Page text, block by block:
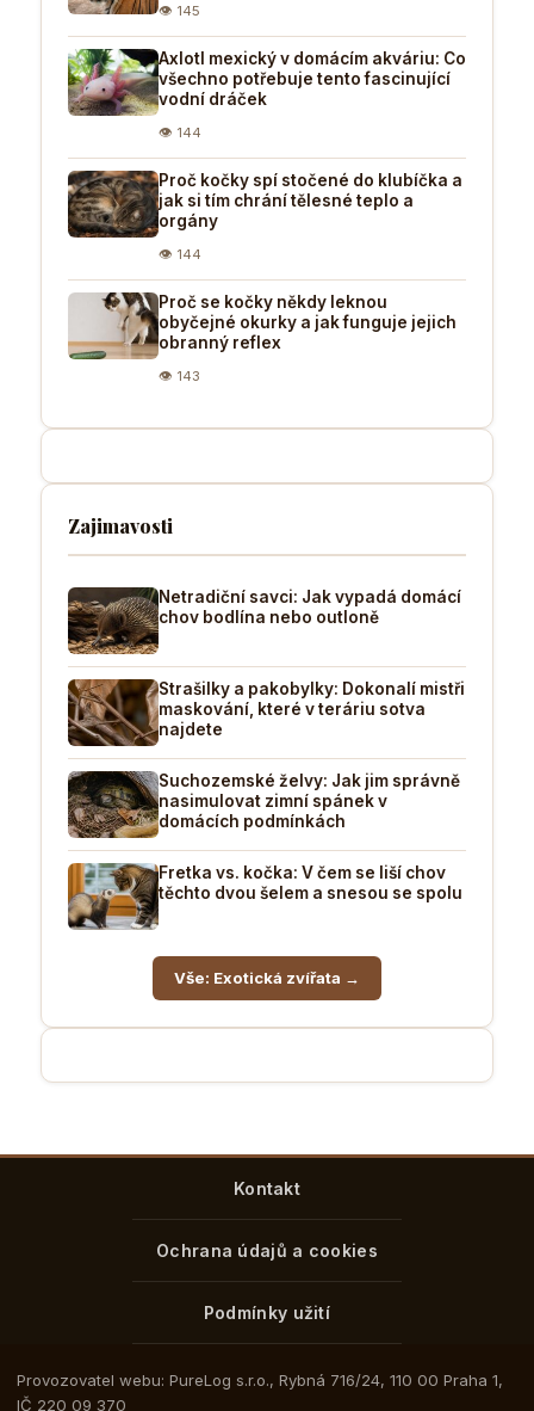
👁 145
Axlotl mexický v domácím akváriu: Co
všechno potřebuje tento fascinující
vodní dráček
👁 144
Proč kočky spí stočené do klubíčka a
jak si tím chrání tělesné teplo a
orgány
👁 144
Proč se kočky někdy leknou
obyčejné okurky a jak funguje jejich
obranný reflex
👁 143
Zajimavosti
Netradiční savci: Jak vypadá domácí
chov bodlína nebo outloně
Strašilky a pakobylky: Dokonalí mistři
maskování, které v teráriu sotva
najdete
Suchozemské želvy: Jak jim správně
nasimulovat zimní spánek v
domácích podmínkách
Fretka vs. kočka: V čem se liší chov
těchto dvou šelem a snesou se spolu
Vše: Exotická zvířata →
Kontakt
Ochrana údajů a cookies
Podmínky užití
Provozovatel webu: PureLog s.r.o., Rybná 716/24, 110 00 Praha 1,
IČ 220 09 370